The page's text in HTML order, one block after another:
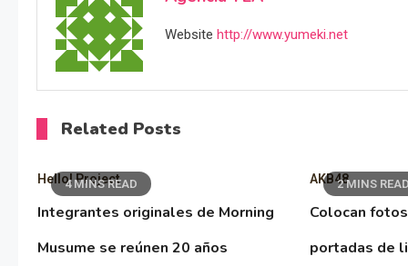
Website http://www.yumeki.net
Related Posts
4 MINS READ
Hello! Project
Integrantes originales de Morning
Musume se reúnen 20 años
2 MINS READ
AKB48
Colocan
portadas de